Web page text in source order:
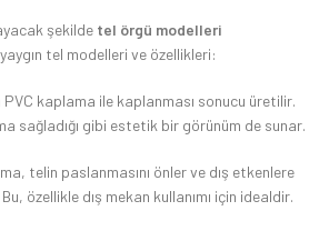
şekilde tel örgü modelleri
tel modelleri ve özellikleri:
kaplama ile kaplanması sonucu üretilir.
sağladığı gibi estetik bir görünüm de sunar.
telin paslanmasını önler ve dış etkenlere
özellikle dış mekan kullanımı için idealdir.